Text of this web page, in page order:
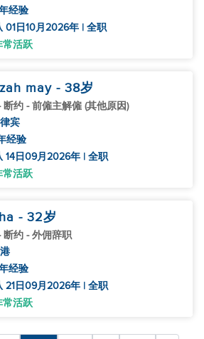
经验
01日10月2026年 | 全职
常活跃
may - 38岁
断约 - 前僱主解僱 (其他原因)
宾
经验
14日09月2026年 | 全职
常活跃
- 32岁
断约 - 外佣辞职
经验
21日09月2026年 | 全职
常活跃